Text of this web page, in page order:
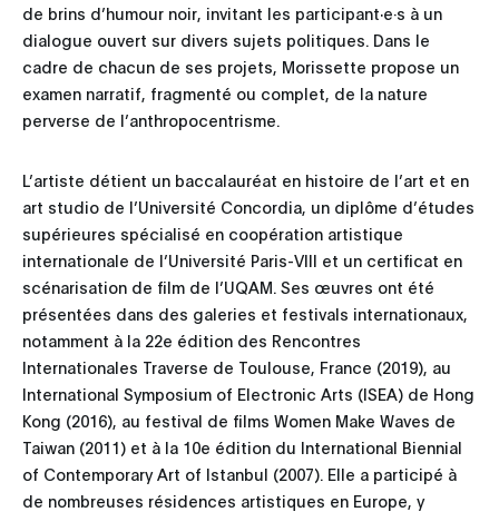
de brins d’humour noir, invitant les participant∙e·s à un
dialogue ouvert sur divers sujets politiques. Dans le
cadre de chacun de ses projets, Morissette propose un
examen narratif, fragmenté ou complet, de la nature
perverse de l’anthropocentrisme.
L’artiste détient un baccalauréat en histoire de l’art et en
art studio de l’Université Concordia, un diplôme d’études
supérieures spécialisé en coopération artistique
internationale de l’Université Paris-VIII et un certificat en
scénarisation de film de l’UQAM. Ses œuvres ont été
présentées dans des galeries et festivals internationaux,
notamment à la 22e édition des Rencontres
Internationales Traverse de Toulouse, France (2019), au
International Symposium of Electronic Arts (ISEA) de Hong
Kong (2016), au festival de films Women Make Waves de
Taiwan (2011) et à la 10e édition du International Biennial
of Contemporary Art of Istanbul (2007). Elle a participé à
de nombreuses résidences artistiques en Europe, y